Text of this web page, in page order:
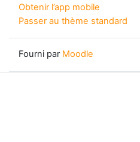
Obtenir l’app mobile
Passer au thème standard
Fourni par Moodle